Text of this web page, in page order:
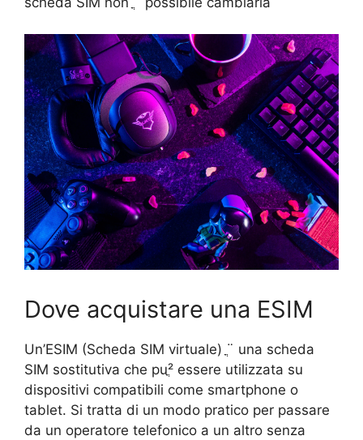
Dove acquistare una ESIM
Un’ESIM (Scheda SIM virtuale) ֳ¨ una scheda
SIM sostitutiva che puֳ² essere utilizzata su
dispositivi compatibili come smartphone o
tablet. Si tratta di un modo pratico per passare
da un operatore telefonico a un altro senza